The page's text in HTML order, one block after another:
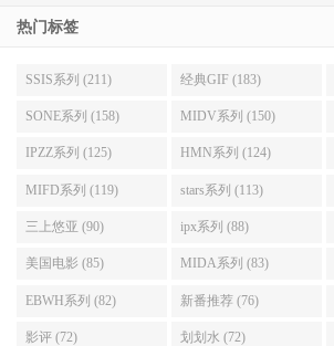
热门标签
SSIS系列 (211) 经典GIF (183)
SONE系列 (158) MIDV系列 (150)
IPZZ系列 (125) HMN系列 (124)
MIFD系列 (119) stars系列 (113)
三上悠亚 (90) ipx系列 (88)
美国电影 (85) MIDA系列 (83)
EBWH系列 (82) 新番推荐 (76)
影评 (72) 划划水 (72)